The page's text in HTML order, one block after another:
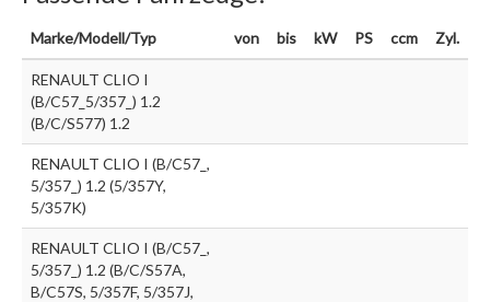
Marke/Modell/Typ von bis kW PS ccm Zyl.
RENAULT CLIO I
(B/C57_5/357_) 1.2
(B/C/S577) 1.2
RENAULT CLIO I (B/C57_,
5/357_) 1.2 (5/357Y,
5/357K)
RENAULT CLIO I (B/C57_,
5/357_) 1.2 (B/C/S57A,
B/C57S, 5/357F, 5/357J,